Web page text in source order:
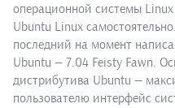
операционной системы
Ubuntu Linux
последний на момент
Ubuntu — 7.04 Feisty Fawn.
дистрибутива Ubuntu —
пользователю интерфейс